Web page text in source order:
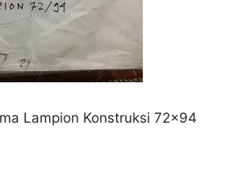
Lampion Konstruksi 72×94